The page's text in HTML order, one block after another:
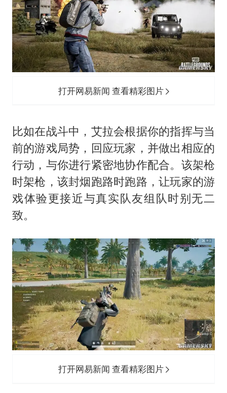
打开网易新闻 查看精彩图片
比如在战斗中，艾拉会根据你的指挥与当
前的游戏局势，回应玩家，并做出相应的
行动，与你进行紧密地协作配合。该架枪
时架枪，该封烟跑路时跑路，让玩家的游
戏体验更接近与真实队友组队时别无二
致。
打开网易新闻 查看精彩图片